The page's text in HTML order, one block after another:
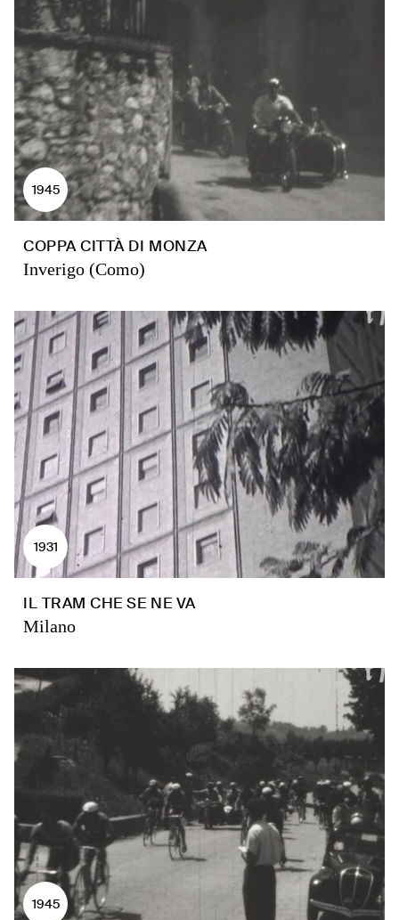
1945
COPPA CITTÀ DI MONZA
Inverigo (Como)
1931
IL TRAM CHE SE NE VA
Milano
1945